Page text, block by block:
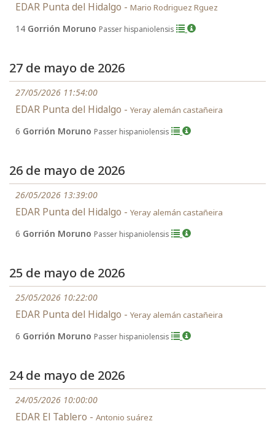
EDAR Punta del Hidalgo - Mario Rodriguez Rguez
14 Gorrión Moruno Passer hispaniolensis
27 de mayo de 2026
27/05/2026 11:54:00
EDAR Punta del Hidalgo - Yeray alemán castañeira
6 Gorrión Moruno Passer hispaniolensis
26 de mayo de 2026
26/05/2026 13:39:00
EDAR Punta del Hidalgo - Yeray alemán castañeira
6 Gorrión Moruno Passer hispaniolensis
25 de mayo de 2026
25/05/2026 10:22:00
EDAR Punta del Hidalgo - Yeray alemán castañeira
6 Gorrión Moruno Passer hispaniolensis
24 de mayo de 2026
24/05/2026 10:00:00
EDAR El Tablero - Antonio suárez